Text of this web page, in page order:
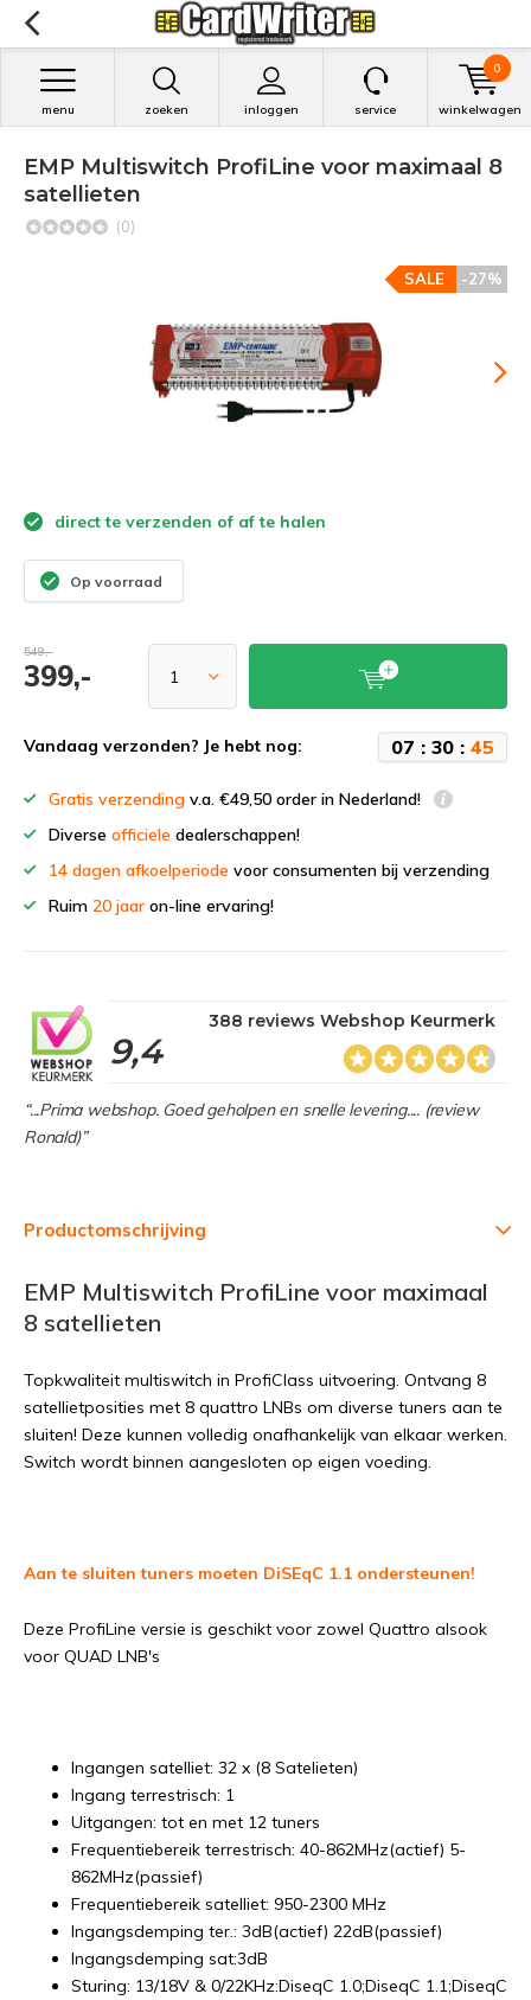
zoeken inloggen
menu service winkelwagen
0
EMP Multiswitch ProfiLine voor maximaal 8
satellieten
(0)
-27%
SALE
direct te verzenden of af te halen
Op voorraad
549,-
399,-
Vandaag verzonden? Je hebt nog: 07 : 30 : 44
Gratis verzending v.a. €49,50 order in Nederland!
Diverse officiele dealerschappen!
14 dagen afkoelperiode voor consumenten bij verzending
Ruim 20 jaar on-line ervaring!
9,4
388 reviews Webshop Keurmerk
“...Prima webshop. Goed geholpen en snelle levering.... (review
Ronald)”
Productomschrijving
EMP Multiswitch ProfiLine voor maximaal
8 satellieten
Topkwaliteit multiswitch in ProfiClass uitvoering. Ontvang 8
satellietposities met 8 quattro LNBs om diverse tuners aan te
sluiten! Deze kunnen volledig onafhankelijk van elkaar werken.
Switch wordt binnen aangesloten op eigen voeding.
Aan te sluiten tuners moeten DiSEqC 1.1 ondersteunen!
Deze ProfiLine versie is geschikt voor zowel Quattro alsook
voor QUAD LNB's
Ingangen satelliet: 32 x (8 Satelieten)
Ingang terrestrisch: 1
Uitgangen: tot en met 12 tuners
Frequentiebereik terrestrisch: 40-862MHz(actief) 5-
862MHz(passief)
Frequentiebereik satelliet: 950-2300 MHz
Ingangsdemping ter.: 3dB(actief) 22dB(passief)
Ingangsdemping sat:3dB
Sturing: 13/18V & 0/22KHz:DiseqC 1.0;DiseqC 1.1;DiseqC